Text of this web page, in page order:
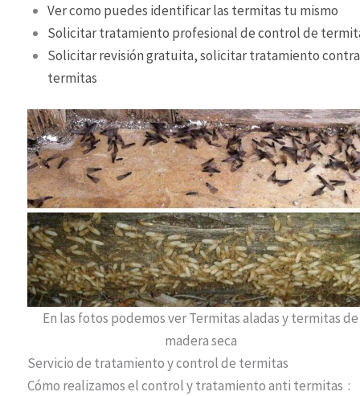
Ver como puedes identificar las termitas tu mismo
Solicitar tratamiento profesional de control de
Solicitar revisión gratuita, solicitar tratamiento contra
termitas
En las fotos podemos ver Termitas aladas y termitas de
madera seca
Servicio de tratamiento y control de termitas
Cómo realizamos el control y tratamiento anti termitas :